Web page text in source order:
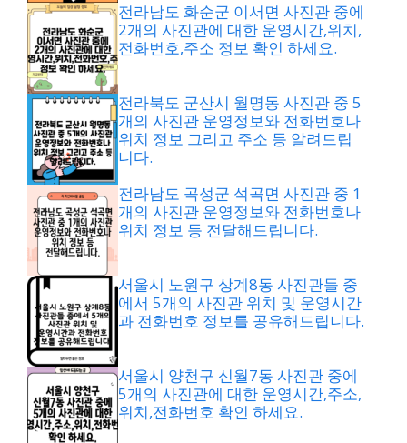
전라남도 화순군 이서면 사진관 중에
2개의 사진관에 대한 운영시간,위치,
전화번호,주소 정보 확인 하세요.
전라북도 군산시 월명동 사진관 중 5
개의 사진관 운영정보와 전화번호나
위치 정보 그리고 주소 등 알려드립
니다.
전라남도 곡성군 석곡면 사진관 중 1
개의 사진관 운영정보와 전화번호나
위치 정보 등 전달해드립니다.
서울시 노원구 상계8동 사진관들 중
에서 5개의 사진관 위치 및 운영시간
과 전화번호 정보를 공유해드립니다.
서울시 양천구 신월7동 사진관 중에
5개의 사진관에 대한 운영시간,주소,
위치,전화번호 확인 하세요.